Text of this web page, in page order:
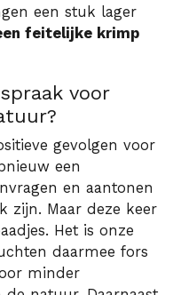
een stuk lager
feitelijke krimp
voor
gevolgen voor
een
en aantonen
zijn. Maar deze keer
Het is onze
daarmee fors
minder